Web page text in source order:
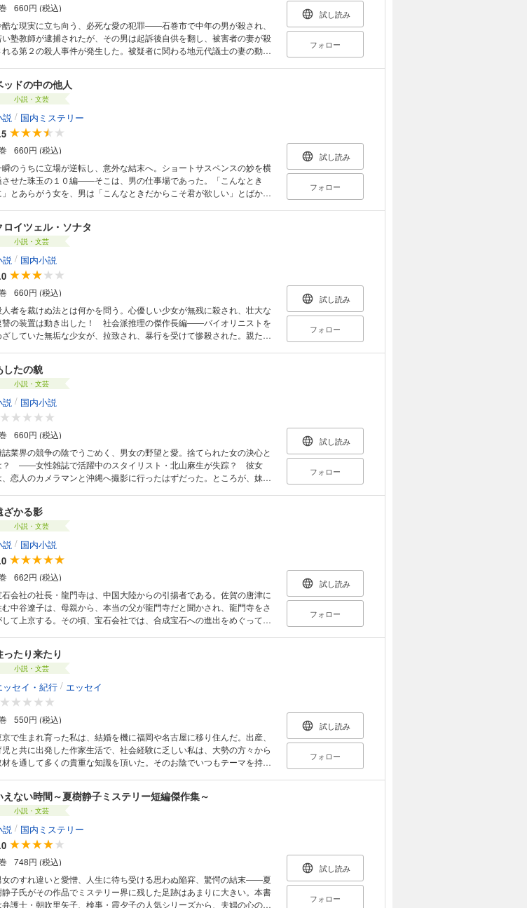
660円 (税込)
酷な現実に立ち向う、必死な愛の犯罪――石巻市で中年の男が殺され、
い塾教師が逮捕されたが、その男は起訴後自供を翻し、被害者の妻が殺
れる第２の殺人事件が発生した。被疑者に関わる地元代議士の妻の動
試し読み
フォロー
ッドの中の他人
小説・文芸
説 / 国内ミステリー
660円 (税込)
瞬のうちに立場が逆転し、意外な結末へ。ショートサスペンスの妙を横
させた珠玉の１０編――そこは、男の仕事場であった。「こんなとき
」とあらがう女を、男は「こんなときだからこそ君が欲しい」とばかり
のか……。推理の名手が腕をふるった、ショート・サスペンスの傑作１
０篇。
試し読み
フォロー
ロイツェル・ソナタ
小説・文芸
説 / 国内小説
660円 (税込)
人者を裁けぬ法とは何かを問う。心優しい少女が無残に殺され、壮大な
讐の装置は動き出した！ 社会派推理の傑作長編――バイオリニストを
ざしていた無垢な少女が、拉致され、暴行を受けて惨殺された。親たち
いのか？ 社会派推理小説の第一人者が、法と人間に鋭く迫る、衝撃の
長編。
試し読み
フォロー
したの貌
小説・文芸
説 / 国内小説
660円 (税込)
誌業界の競争の陰でうごめく、男女の野望と愛。捨てられた女の決心と
？ ――女性雑誌で活躍中のスタイリスト・北山麻生が失踪？ 彼女
、恋人のカメラマンと沖縄へ撮影に行ったはずだった。ところが、妹・
な競争と愛の表裏をからませたサスペンス秀作。
試し読み
フォロー
ざかる影
小説・文芸
説 / 国内小説
662円 (税込)
石会社の社長・龍門寺は、中国大陸からの引揚者である。佐賀の唐津に
む中谷遼子は、母親から、本当の父が龍門寺だと聞かされ、龍門寺をさ
して上京する。その頃、宝石会社では、合成宝石への進出をめぐって、
試し読み
フォロー
ったり来たり
小説・文芸
ッセイ・紀行 / エッセイ
550円 (税込)
京で生まれ育った私は、結婚を機に福岡や名古屋に移り住んだ。出産、
児と共に出発した作家生活で、社会経験に乏しい私は、大勢の方々から
材を通して多くの貴重な知識を頂いた。そのお陰でいつもテーマを持つ
は？
試し読み
フォロー
えない時間～夏樹静子ミステリー短編傑作集～
小説・文芸
説 / 国内ミステリー
748円 (税込)
女のすれ違いと愛憎、人生に待ち受ける思わぬ陥穽、驚愕の結末――夏
静子氏がその作品でミステリー界に残した足跡はあまりに大きい。本書
弁護士・朝吹里矢子、検事・霞夕子の人気シリーズから、夫婦の心の機
試し読み
フォロー